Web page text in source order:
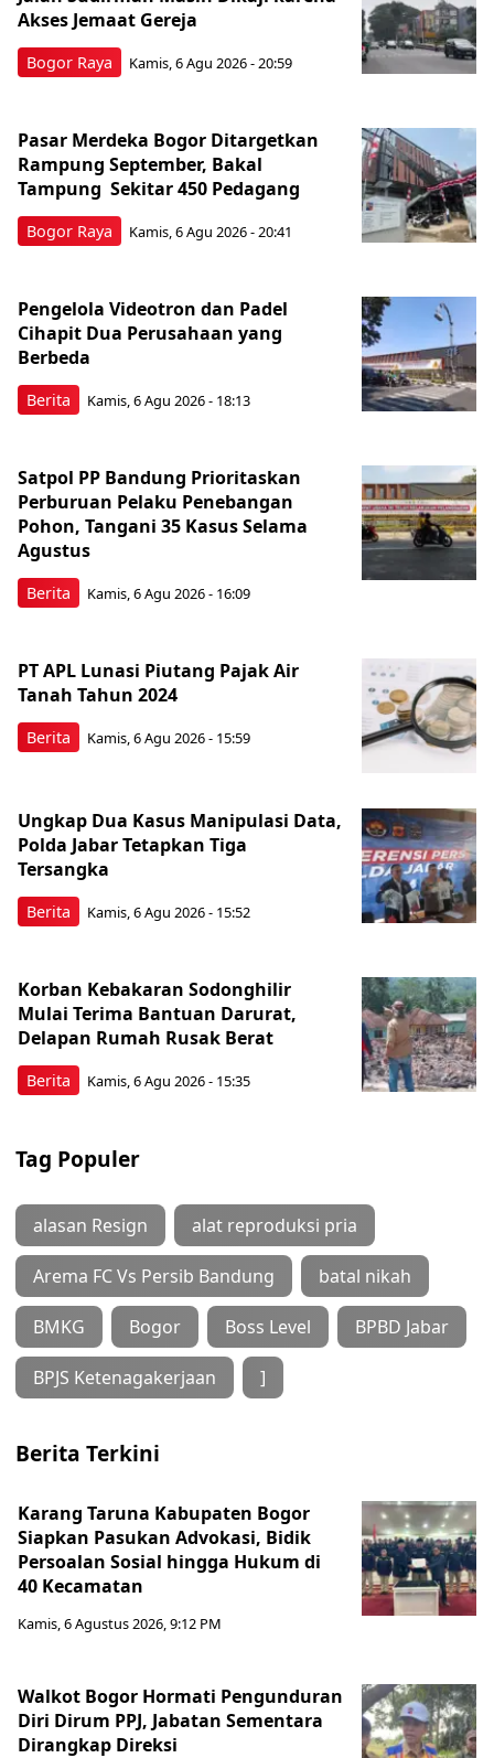
Bogor Raya
Akses Jemaat Gereja
Kamis, 6 Agu 2026 - 20:59
Bogor Raya
Pasar Merdeka Bogor Ditargetkan
Rampung September, Bakal
Tampung Sekitar 450 Pedagang
Kamis, 6 Agu 2026 - 20:41
Berita
Pengelola Videotron dan Padel
Cihapit Dua Perusahaan yang
Berbeda
Kamis, 6 Agu 2026 - 18:13
Berita
Satpol PP Bandung Prioritaskan
Perburuan Pelaku Penebangan
Pohon, Tangani 35 Kasus Selama
Agustus
Kamis, 6 Agu 2026 - 16:09
Berita
PT APL Lunasi Piutang Pajak Air
Tanah Tahun 2024
Kamis, 6 Agu 2026 - 15:59
Berita
Ungkap Dua Kasus Manipulasi Data,
Polda Jabar Tetapkan Tiga
Tersangka
Kamis, 6 Agu 2026 - 15:52
Berita
Korban Kebakaran Sodonghilir
Mulai Terima Bantuan Darurat,
Delapan Rumah Rusak Berat
Kamis, 6 Agu 2026 - 15:35
Tag Populer
alasan Resign alat reproduksi pria
Arema FC Vs Persib Bandung batal nikah
BMKG Bogor Boss Level BPBD Jabar
BPJS Ketenagakerjaan ]
Berita Terkini
Karang Taruna Kabupaten Bogor
Siapkan Pasukan Advokasi, Bidik
Persoalan Sosial hingga Hukum di
40 Kecamatan
Kamis, 6 Agustus 2026, 9:12 PM
Walkot Bogor Hormati Pengunduran
Diri Dirum PPJ, Jabatan Sementara
Dirangkap Direksi